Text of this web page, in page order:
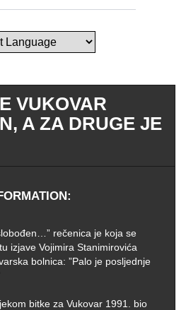
VUKOVAR
A ZA DRUGE JE
rečenica je koja se
izjave Vojimira Stanimirovića
bolnica: ”Palo je posljednje
bitke za Vukovar 1991. bio